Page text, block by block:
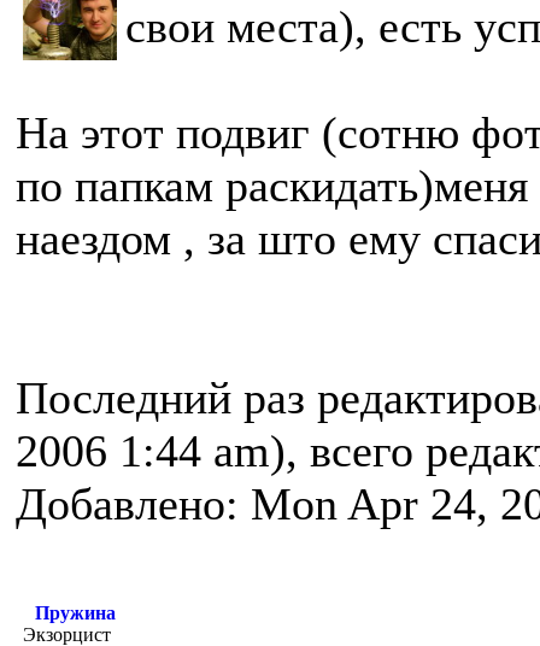
свои места), есть
На этот подвиг (сотню
по папкам
наездом , за што ему
Последний раз
2006 1:44 am), всего
Добавлено: Mon Apr 24,
Пружина
Экзорцист